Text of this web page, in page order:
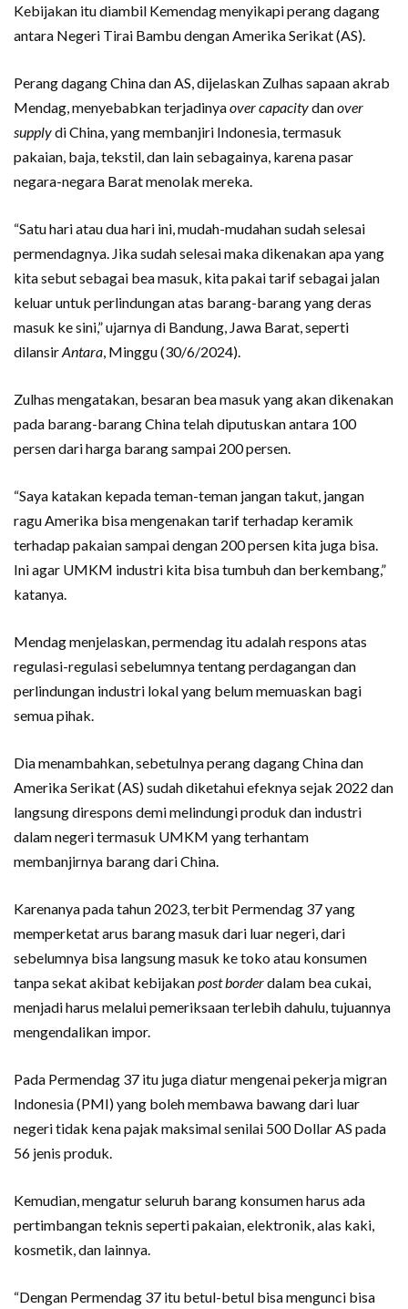
Kebijakan itu diambil Kemendag menyikapi perang dagang
antara Negeri Tirai Bambu dengan Amerika Serikat (AS).
Perang dagang China dan AS, dijelaskan Zulhas sapaan akrab
Mendag, menyebabkan terjadinyaover capacitydanover
supplydi China, yang membanjiri Indonesia, termasuk
pakaian, baja, tekstil, dan lain sebagainya, karena pasar
negara-negara Barat menolak mereka.
“Satu hari atau dua hari ini, mudah-mudahan sudah selesai
permendagnya. Jika sudah selesai maka dikenakan apa yang
kita sebut sebagai bea masuk, kita pakai tarif sebagai jalan
keluar untuk perlindungan atas barang-barang yang deras
masuk ke sini,” ujarnya di Bandung, Jawa Barat, seperti
dilansirAntara , Minggu (30/6/2024).
Zulhas mengatakan, besaran bea masuk yang akan dikenakan
pada barang-barang China telah diputuskan antara 100
persen dari harga barang sampai 200 persen.
“Saya katakan kepada teman-teman jangan takut, jangan
ragu Amerika bisa mengenakan tarif terhadap keramik
terhadap pakaian sampai dengan 200 persen kita juga bisa.
Ini agar UMKM industri kita bisa tumbuh dan berkembang,”
katanya.
Mendag menjelaskan, permendag itu adalah respons atas
regulasi-regulasi sebelumnya tentang perdagangan dan
perlindungan industri lokal yang belum memuaskan bagi
semua pihak.
Dia menambahkan, sebetulnya perang dagang China dan
Amerika Serikat (AS) sudah diketahui efeknya sejak 2022 dan
langsung direspons demi melindungi produk dan industri
dalam negeri termasuk UMKM yang terhantam
membanjirnya barang dari China.
Karenanya pada tahun 2023, terbit Permendag 37 yang
memperketat arus barang masuk dari luar negeri, dari
sebelumnya bisa langsung masuk ke toko atau konsumen
tanpa sekat akibat kebijakanpost borderdalam bea cukai,
menjadi harus melalui pemeriksaan terlebih dahulu, tujuannya
mengendalikan impor.
Pada Permendag 37 itu juga diatur mengenai pekerja migran
Indonesia (PMI) yang boleh membawa bawang dari luar
negeri tidak kena pajak maksimal senilai 500 Dollar AS pada
56 jenis produk.
Kemudian, mengatur seluruh barang konsumen harus ada
pertimbangan teknis seperti pakaian, elektronik, alas kaki,
kosmetik, dan lainnya.
“Dengan Permendag 37 itu betul-betul bisa mengunci bisa